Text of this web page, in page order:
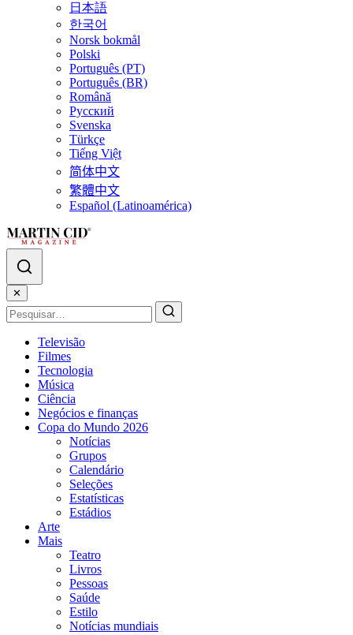
日本語
한국어
Norsk bokmål
Polski
Português (PT)
Português (BR)
Română
Русский
Svenska
Türkçe
Tiếng Việt
简体中文
繁體中文
Español (Latinoamérica)
✕
Televisão
Filmes
Tecnologia
Música
Ciência
Negócios e finanças
Copa do Mundo 2026
Notícias
Grupos
Calendário
Seleções
Estatísticas
Estádios
Arte
Mais
Teatro
Livros
Pessoas
Saúde
Estilo
Notícias mundiais